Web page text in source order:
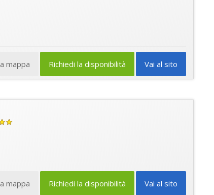
Vai al sito
Richiedi la disponibilità
mappa
Vai al sito
Richiedi la disponibilità
mappa